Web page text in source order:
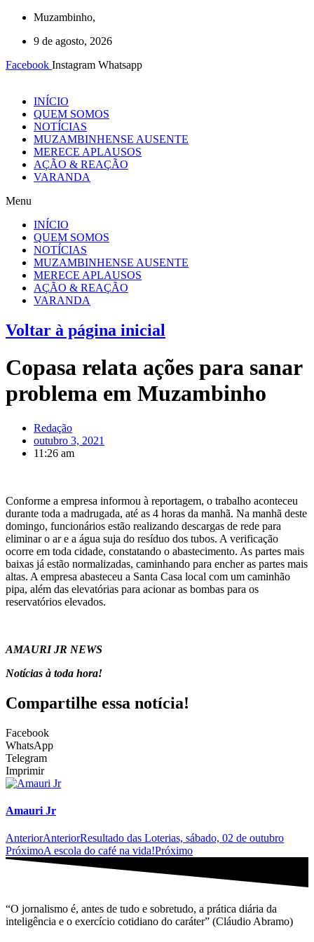
Muzambinho,
9 de agosto, 2026
Facebook Instagram Whatsapp
INÍCIO
QUEM SOMOS
NOTÍCIAS
MUZAMBINHENSE AUSENTE
MERECE APLAUSOS
AÇÃO & REAÇÃO
VARANDA
Menu
INÍCIO
QUEM SOMOS
NOTÍCIAS
MUZAMBINHENSE AUSENTE
MERECE APLAUSOS
AÇÃO & REAÇÃO
VARANDA
Voltar à página inicial
Copasa relata ações para sanar
problema em Muzambinho
Redação
outubro 3, 2021
11:26 am
Conforme a empresa informou à reportagem, o trabalho aconteceu
durante toda a madrugada, até as 4 horas da manhã. Na manhã deste
domingo, funcionários estão realizando descargas de rede para
eliminar o ar e a água suja do resíduo dos tubos. A verificação
ocorre em toda cidade, constatando o abastecimento. As partes mais
baixas já estão normalizadas, caminhando para encher as partes mais
altas. A empresa abasteceu a Santa Casa local com um caminhão
pipa, além das elevatórias para acionar as bombas para os
reservatórios elevados.
AMAURI JR NEWS
Notícias à toda hora!
Compartilhe essa notícia!
Facebook
WhatsApp
Telegram
Imprimir
Amauri Jr
AnteriorAnteriorResultado das Loterias, sábado, 02 de outubro
PróximoA escola do café na vida!Próximo
“O jornalismo é, antes de tudo e sobretudo, a prática diária da
inteligência e o exercício cotidiano do caráter” (Cláudio Abramo)